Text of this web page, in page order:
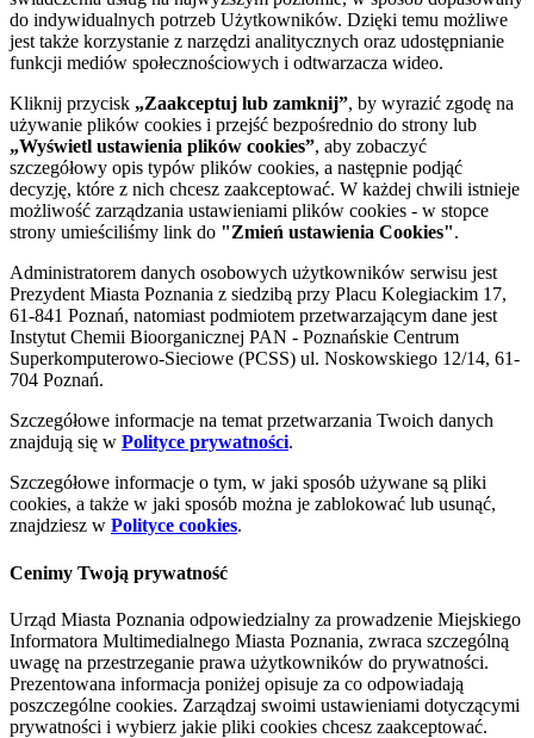
do indywidualnych potrzeb Użytkowników. Dzięki temu możliwe
jest także korzystanie z narzędzi analitycznych oraz udostępnianie
funkcji mediów społecznościowych i odtwarzacza wideo.
Kliknij przycisk „Zaakceptuj lub zamknij”, by wyrazić zgodę na
używanie plików cookies i przejść bezpośrednio do strony lub
„Wyświetl ustawienia plików cookies”, aby zobaczyć
szczegółowy opis typów plików cookies, a następnie podjąć
decyzję, które z nich chcesz zaakceptować. W każdej chwili istnieje
możliwość zarządzania ustawieniami plików cookies - w stopce
strony umieściliśmy link do "Zmień ustawienia Cookies".
Administratorem danych osobowych użytkowników serwisu jest
Prezydent Miasta Poznania z siedzibą przy Placu Kolegiackim 17,
61-841 Poznań, natomiast podmiotem przetwarzającym dane jest
Instytut Chemii Bioorganicznej PAN - Poznańskie Centrum
Superkomputerowo-Sieciowe (PCSS) ul. Noskowskiego 12/14, 61-
704 Poznań.
Szczegółowe informacje na temat przetwarzania Twoich danych
znajdują się w Polityce prywatności.
Szczegółowe informacje o tym, w jaki sposób używane są pliki
cookies, a także w jaki sposób można je zablokować lub usunąć,
znajdziesz w Polityce cookies.
Cenimy Twoją prywatność
Urząd Miasta Poznania odpowiedzialny za prowadzenie Miejskiego
Informatora Multimedialnego Miasta Poznania, zwraca szczególną
uwagę na przestrzeganie prawa użytkowników do prywatności.
Prezentowana informacja poniżej opisuje za co odpowiadają
poszczególne cookies. Zarządzaj swoimi ustawieniami dotyczącymi
prywatności i wybierz jakie pliki cookies chcesz zaakceptować.